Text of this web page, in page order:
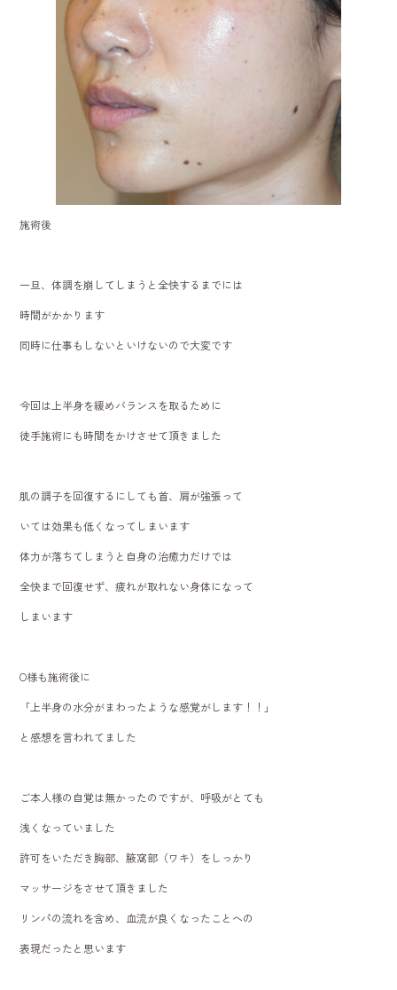
施術後
一旦、体調を崩してしまうと全快するまでには
時間がかかります
同時に仕事もしないといけないので大変です
今回は上半身を緩めバランスを取るために
徒手施術にも時間をかけさせて頂きました
肌の調子を回復するにしても首、肩が強張って
いては効果も低くなってしまいます
体力が落ちてしまうと自身の治癒力だけでは
全快まで回復せず、疲れが取れない身体になって
しまいます
O様も施術後に
「上半身の水分がまわったような感覚がします！！」
と感想を言われてました
ご本人様の自覚は無かったのですが、呼吸がとても
浅くなっていました
許可をいただき胸部、腋窩部（ワキ）をしっかり
マッサージをさせて頂きました
リンパの流れを含め、血流が良くなったことへの
表現だったと思います